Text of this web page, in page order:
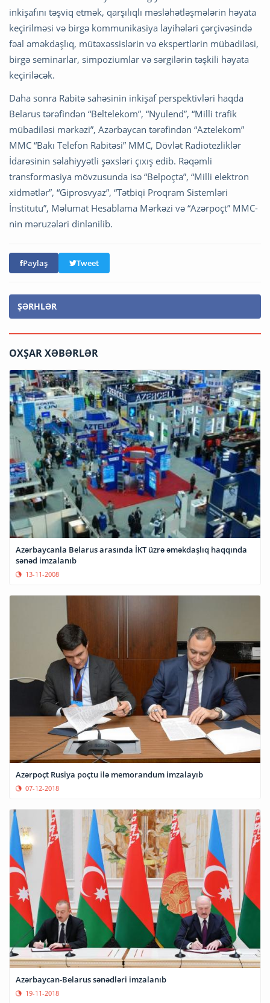
inkişafını təşviq etmək, qarşılıqlı məsləhətləşmələrin həyata
keçirilməsi və birgə kommunikasiya layihələri çərçivəsində
fəal əməkdaşlıq, mütəxəssislərin və ekspertlərin mübadiləsi,
birgə seminarlar, simpoziumlar və sərgilərin təşkili həyata
keçiriləcək.
Daha sonra Rabitə sahəsinin inkişaf perspektivləri haqda
Belarus tərəfindən “Beltelekom”, “Nyulend”, “Milli trafik
mübadiləsi mərkəzi”, Azərbaycan tərəfindən “Aztelekom”
MMC “Bakı Telefon Rabitəsi” MMC, Dövlət Radiotezliklər
İdarəsinin səlahiyyətli şəxsləri çıxış edib. Rəqəmli
transformasiya mövzusunda isə “Belpoçta”, “Milli elektron
xidmətlər”, “Giprosvyaz”, “Tətbiqi Proqram Sistemləri
İnstitutu”, Məlumat Hesablama Mərkəzi və “Azərpoçt” MMC-
nin məruzələri dinlənilib.
Paylaş Tweet
ŞƏRHLƏR
OXŞAR XƏBƏRLƏR
Azərbaycanla Belarus arasında İKT üzrə əməkdaşlıq haqqında
sənəd imzalanıb
13-11-2008
Azərpoçt Rusiya poçtu ilə memorandum imzalayıb
07-12-2018
Azərbaycan-Belarus sənədləri imzalanıb
19-11-2018